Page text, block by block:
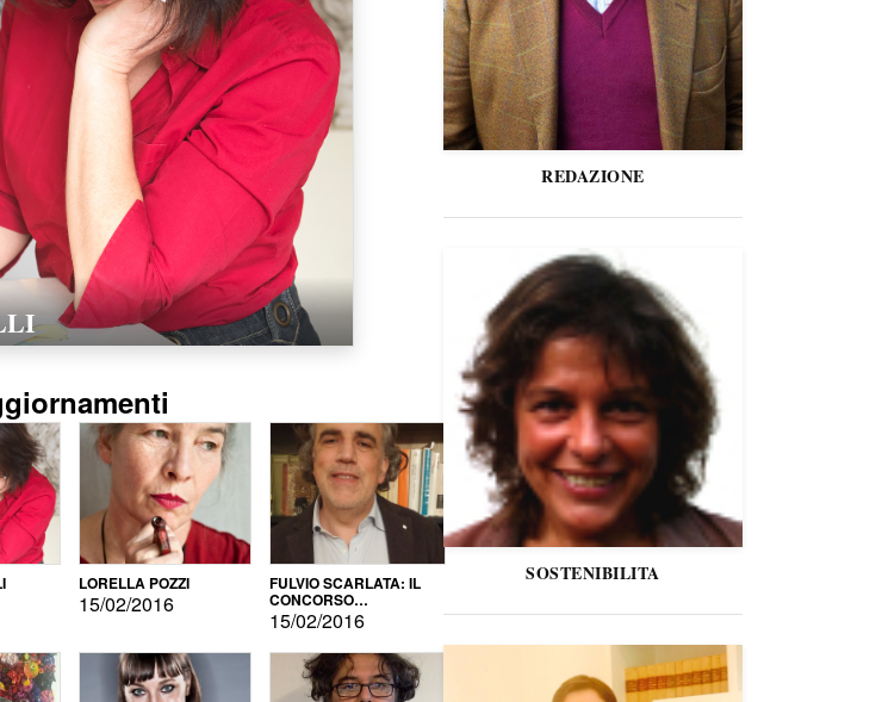
LORELLA POZZI
15/02/2016
FULVIO SCARLATA: IL
CONCORSO
LETTERARIO
15/02/2016
REDAZIONE
SOSTENIBILITA